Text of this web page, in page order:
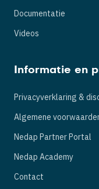
Documentatie
Videos
Informatie en
Privacyverklaring &
Algemene
Nedap Partner Portal
Nedap Academy
Contact